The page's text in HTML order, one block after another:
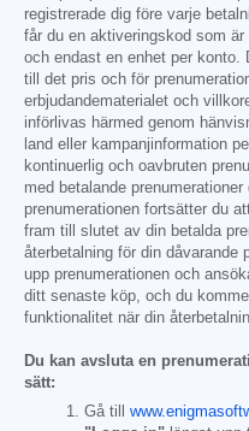
registrerade dig före varje
får du en aktiveringskod som
och endast en enhet per konto.
till det pris och för
erbjudandematerialet och
införlivas härmed genom
land eller kampanjinformation
kontinuerlig och oavbruten
med betalande
prenumerationen fortsätter du
fram till slutet av din betalda
återbetalning för din dåvarande
upp prenumerationen och
ditt senaste köp, och du
funktionalitet när din
Du kan avsluta en
sätt:
Gå till